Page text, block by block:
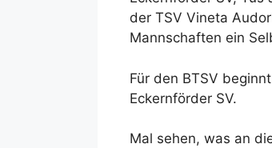
der TSV Vineta
Mannschaften ein
Für den BTSV
Eckernförder SV.
Mal sehen, was an